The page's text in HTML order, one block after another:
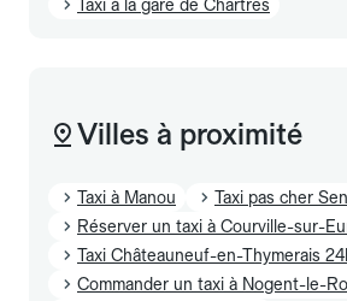
Taxi à la gare de Chartres
Villes à proximité
Taxi à Manou
Taxi pas cher
Réserver un taxi à Courville-sur-
Taxi Châteauneuf-en-Thymerais
Commander un taxi à Nogent-le-